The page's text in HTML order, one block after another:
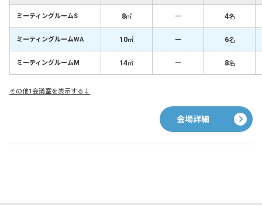
ミーティングルームS 8㎡ － 4名
ミーティングルームWA 10㎡ － 6名
ミーティングルームM 14㎡ － 8名
その他1会議室を表示する↓
会場詳細